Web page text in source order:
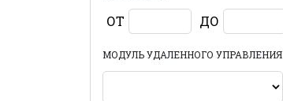
ОТ ДО
МОДУЛЬ УДАЛЕННОГО УПРАВЛЕНИЯ